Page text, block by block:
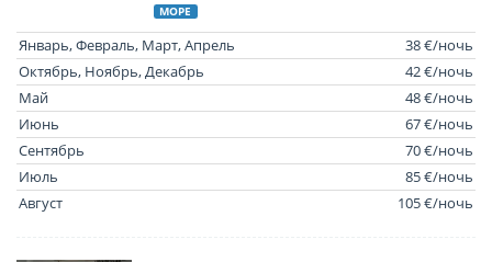
МОРЕ
Январь, Февраль, Март, Апрель
38 €/ночь
Октябрь, Ноябрь, Декабрь
42 €/ночь
Май
48 €/ночь
Июнь
67 €/ночь
Сентябрь
70 €/ночь
Июль
85 €/ночь
Август
105 €/ночь